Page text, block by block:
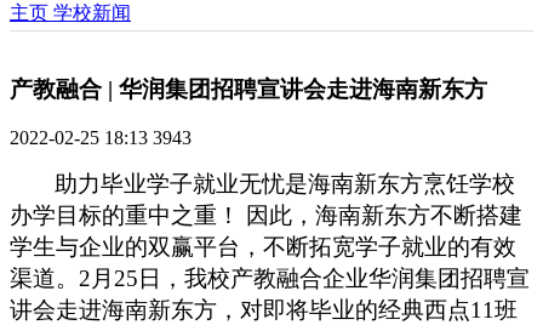
主页 学校新闻
产教融合 | 华润集团招聘宣讲会走进海南新东方
2022-02-25 18:13 3943
助力毕业学子就业无忧是海南新东方烹饪学校
办学目标的重中之重！ 因此，海南新东方不断搭建
学生与企业的双赢平台，不断拓宽学子就业的有效
渠道。2月25日，我校产教融合企业华润集团招聘宣
讲会走进海南新东方，对即将毕业的经典西点11班